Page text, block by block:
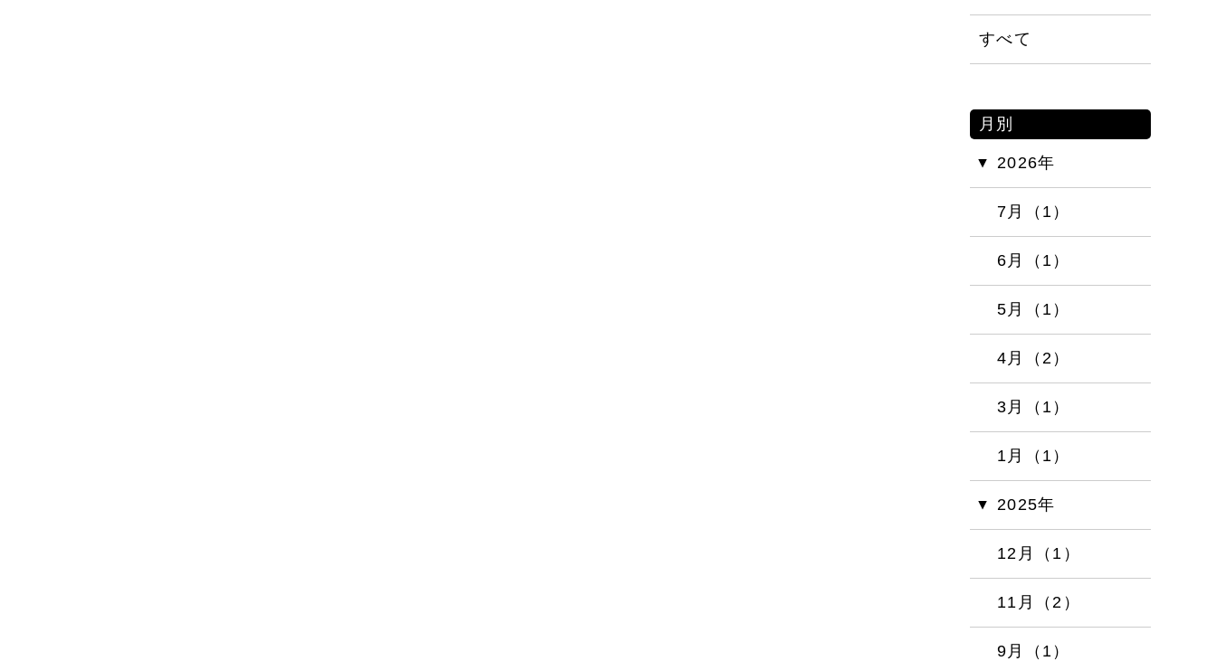
すべて
月別
2026年
7月（1）
6月（1）
5月（1）
4月（2）
3月（1）
1月（1）
2025年
12月（1）
11月（2）
9月（1）